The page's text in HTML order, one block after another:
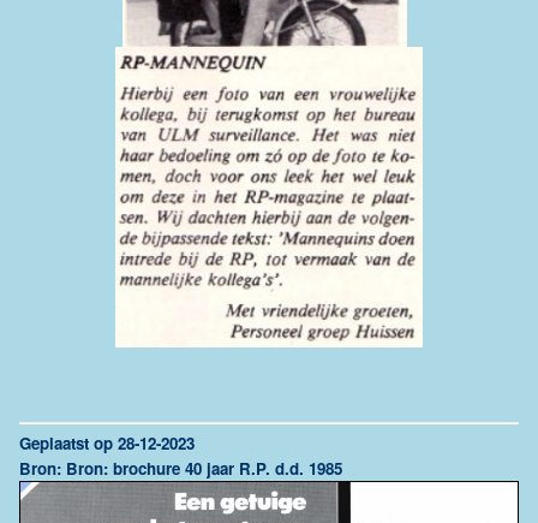
Geplaatst op 28-12-2023
Bron: Bron: brochure 40 jaar R.P. d.d. 1985